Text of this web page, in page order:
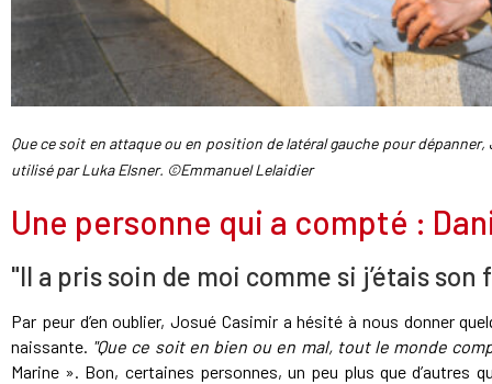
Que ce soit en attaque ou en position de latéral gauche pour
utilisé par Luka Elsner. ©Emmanuel Lelaidier
Une personne qui a compté :
"Il a pris soin de moi comme si j’étais son
Par peur d’en oublier, Josué Casimir a hésité à nous donner
naissante. "Que ce soit en bien ou en mal, tout le monde
Marine ». Bon, certaines personnes, un peu plus que d’autres